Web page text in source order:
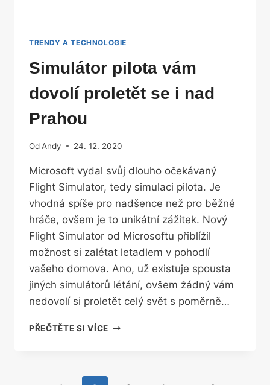
TRENDY A TECHNOLOGIE
Simulátor pilota vám
dovolí proletět se i nad
Prahou
Od Andy 24. 12. 2020
Microsoft vydal svůj dlouho očekávaný
Flight Simulator, tedy simulaci pilota. Je
vhodná spíše pro nadšence než pro běžné
hráče, ovšem je to unikátní zážitek. Nový
Flight Simulator od Microsoftu přiblížil
možnost si zalétat letadlem v pohodlí
vašeho domova. Ano, už existuje spousta
jiných simulátorů létání, ovšem žádný vám
nedovolí si proletět celý svět s poměrně…
PŘEČTĚTE SI VÍCESIMULÁTOR
PROLETĚT